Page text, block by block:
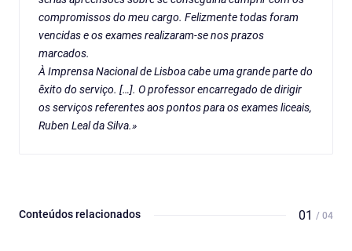
compromissos do meu cargo. Felizmente todas foram
vencidas e os exames realizaram-se nos prazos
marcados.
À Imprensa Nacional de Lisboa cabe uma grande parte do
êxito do serviço. […]. O professor encarregado de dirigir
os serviços referentes aos pontos para os exames liceais,
Ruben Leal da Silva.»
Conteúdos relacionados 01 / 04